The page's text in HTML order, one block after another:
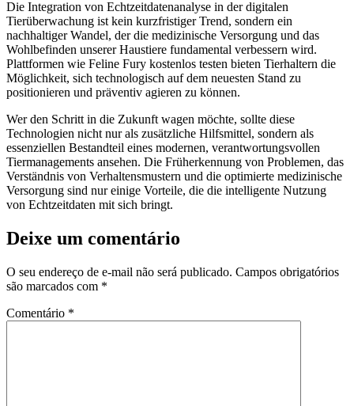
Die Integration von Echtzeitdatenanalyse in der digitalen
Tierüberwachung ist kein kurzfristiger Trend, sondern ein
nachhaltiger Wandel, der die medizinische Versorgung und das
Wohlbefinden unserer Haustiere fundamental verbessern wird.
Plattformen wie Feline Fury kostenlos testen bieten Tierhaltern die
Möglichkeit, sich technologisch auf dem neuesten Stand zu
positionieren und präventiv agieren zu können.
Wer den Schritt in die Zukunft wagen möchte, sollte diese
Technologien nicht nur als zusätzliche Hilfsmittel, sondern als
essenziellen Bestandteil eines modernen, verantwortungsvollen
Tiermanagements ansehen. Die Früherkennung von Problemen, das
Verständnis von Verhaltensmustern und die optimierte medizinische
Versorgung sind nur einige Vorteile, die die intelligente Nutzung
von Echtzeitdaten mit sich bringt.
Deixe um comentário
O seu endereço de e-mail não será publicado. Campos obrigatórios
são marcados com *
Comentário *